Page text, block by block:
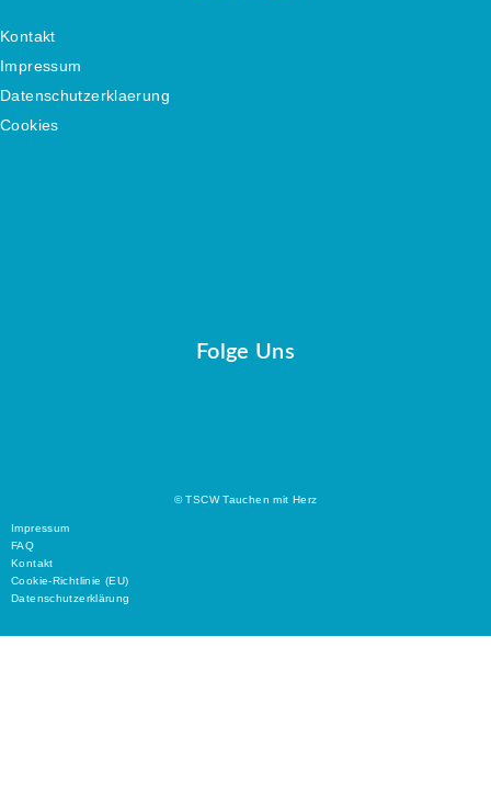
Kontakt
Impressum
Datenschutzerklaerung
Cookies
Folge Uns
© TSCW Tauchen mit Herz
Impressum
FAQ
Kontakt
Cookie-Richtlinie (EU)
Datenschutzerklärung